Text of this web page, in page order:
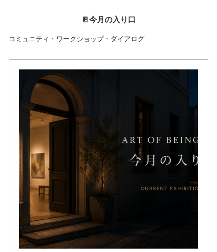
🚪今月の入り口
コミュニティ・ワークショップ・ダイアログ